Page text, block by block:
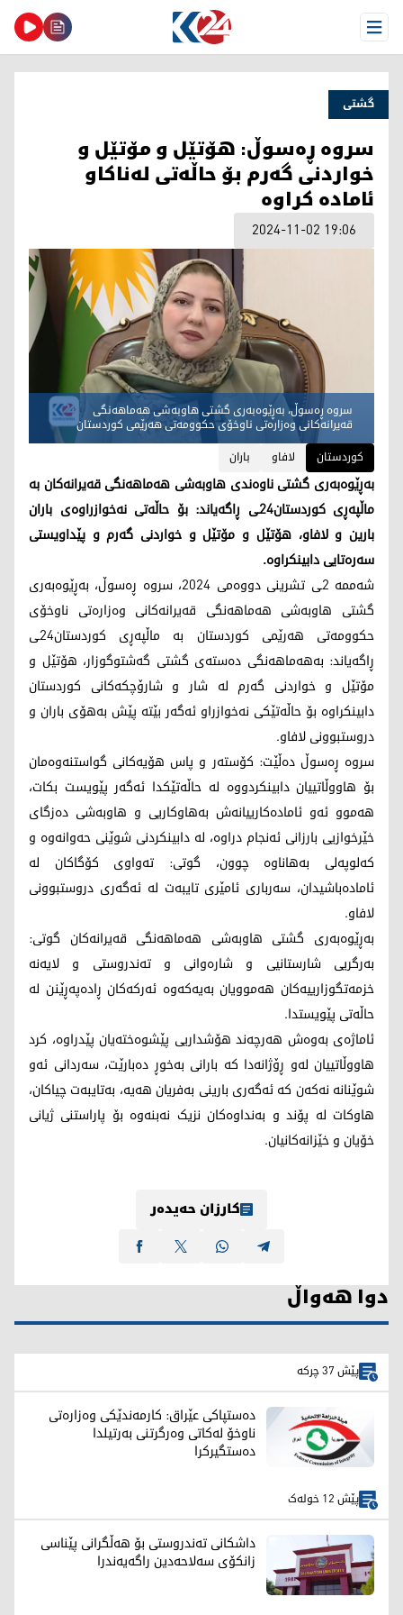
Open Menu
گشتی
سروە ڕەسوڵ: هۆتێل و مۆتێل و
خواردنی گەرم بۆ حاڵەتی لەناکاو
ئامادە کراوە
2024-11-02 19:06
سروە ڕەسوڵ، بەڕێوەبەری گشتی هاوبەشی هەماهەنگی
قەیرانەکانی وەزارەتی ناوخۆی حکوومەتی هەرێمی کوردستان
کوردستان
لافاو باران
بەڕێوەبەری گشتی ناوەندی هاوبەشی هەماهەنگی قەیرانەکان بە
ماڵپەڕی کوردستان24ـی ڕاگەیاند: بۆ حاڵەتی نەخوازراوەی باران
بارین و لافاو، هۆتێل و مۆتێل و خواردنی گەرم و پێداویستی
سەرەتایی دابینکراوە.
شەممە 2ـی تشرینی دووەمی 2024، سروە ڕەسوڵ، بەڕێوەبەری
گشتی هاوبەشی هەماهەنگی قەیرانەکانی وەزارەتی ناوخۆی
حکوومەتی هەرێمی کوردستان بە ماڵپەڕی کوردستان24ـی
ڕاگەیاند: بەهەماهەنگی دەستەی گشتی گەشتوگوزار، هۆتێل و
مۆتێل و خواردنی گەرم لە شار و شارۆچکەکانی کوردستان
دابینکراوە بۆ حاڵەتێکی نەخوازراو ئەگەر بێتە پێش بەهۆی باران و
دروستبوونی لافاو.
سروە ڕەسوڵ دەڵێت: کۆستەر و پاس هۆیەکانی گواستنەوەمان
بۆ هاووڵاتییان دابینکردووە لە حاڵەتێکدا ئەگەر پێویست بکات،
هەموو ئەو ئامادەکارییانەش بەهاوکاریی و هاوبەشی دەزگای
خێرخوازیی بارزانی ئەنجام دراوە، لە دابینکردنی شوێنی حەوانەوە و
کەلوپەلی بەهاناوە چوون، گوتی: تەواوی کۆگاکان لە
ئامادەباشیدان، سەرباری ئامێری تایبەت لە ئەگەری دروستبوونی
لافاو.
بەڕێوەبەری گشتی هاوبەشی هەماهەنگی قەیرانەکان گوتی:
بەرگریی شارستانیی و شارەوانی و تەندروستی و لایەنە
خزمەتگوزارییەکان هەموویان بەیەکەوە ئەرکەکان ڕادەپەڕێنن لە
حاڵەتی پێویستدا.
ئاماژەی بەوەش هەرچەند هۆشداریی پێشوەختەیان پێدراوە، کرد
هاووڵاتییان لەو ڕۆژانەدا کە بارانی بەخوڕ دەبارێت، سەردانی ئەو
شوێنانە نەکەن کە ئەگەری بارینی بەفریان هەیە، بەتایبەت چیاکان،
هاوکات لە پۆند و بەنداوەکان نزیک نەبنەوە بۆ پاراستنی ژیانی
خۆیان و خێزانەکانیان.
کارزان حەیدەر
دوا هەواڵ
پێش 37 چرکە
دەستپاکی عێراق: کارمەندێکی وەزارەتی
ناوخۆ لەکاتی وەرگرتنی بەرتیلدا
دەستگیرکرا
پێش 12 خولەک
داشکانی تەندروستی بۆ هەڵگرانی پێناسی
زانکۆی سەلاحەدین راگەیەندرا